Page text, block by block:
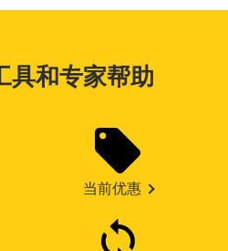
具和专家帮助
当前优惠